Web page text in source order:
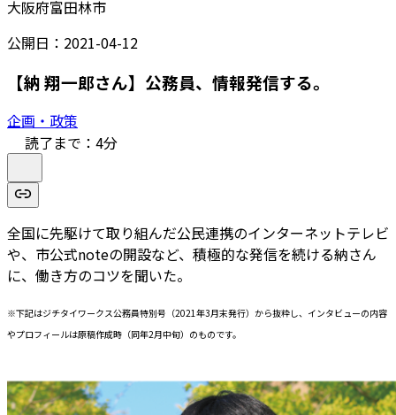
大阪府富田林市
公開日： 2021-04-12
【納 翔一郎さん】公務員、情報発信する。
企画・政策
読了まで： 4分
全国に先駆けて取り組んだ公民連携のインターネットテレビ
や、市公式noteの開設など、積極的な発信を続ける納さん
に、働き方のコツを聞いた。
※下記はジチタイワークス公務員特別号（2021年3月末発行）から抜粋し、インタビューの内容
やプロフィールは原稿作成時（同年2月中旬）のものです。